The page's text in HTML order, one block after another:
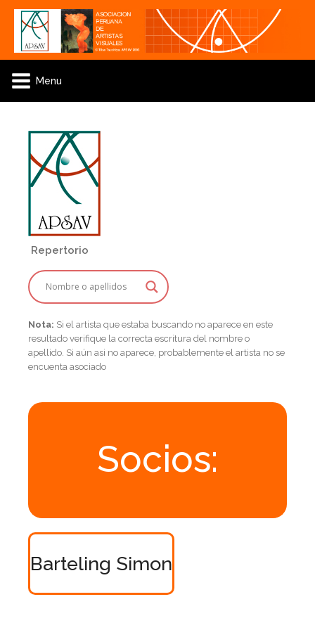
Menu
Repertorio
Nota: Si el artista que estaba buscando no aparece en este
resultado verifique la correcta escritura del nombre o
apellido. Si aún asi no aparece, probablemente el artista no se
encuenta asociado
Socios:
Barteling Simon